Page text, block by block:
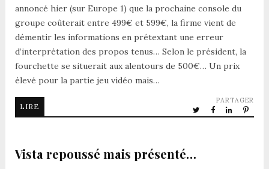
annoncé hier (sur Europe 1) que la prochaine console du
groupe coûterait entre 499€ et 599€, la firme vient de
démentir les informations en prétextant une erreur
d’interprétation des propos tenus… Selon le président, la
fourchette se situerait aux alentours de 500€… Un prix
élevé pour la partie jeu vidéo mais…
LIRE
PARTAGER
Vista repoussé mais présenté…